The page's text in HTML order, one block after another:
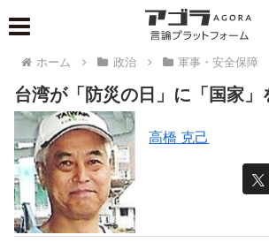
ホーム 政治 軍事・安全保障
台湾が「防災の日」に「国家」
高橋 克己